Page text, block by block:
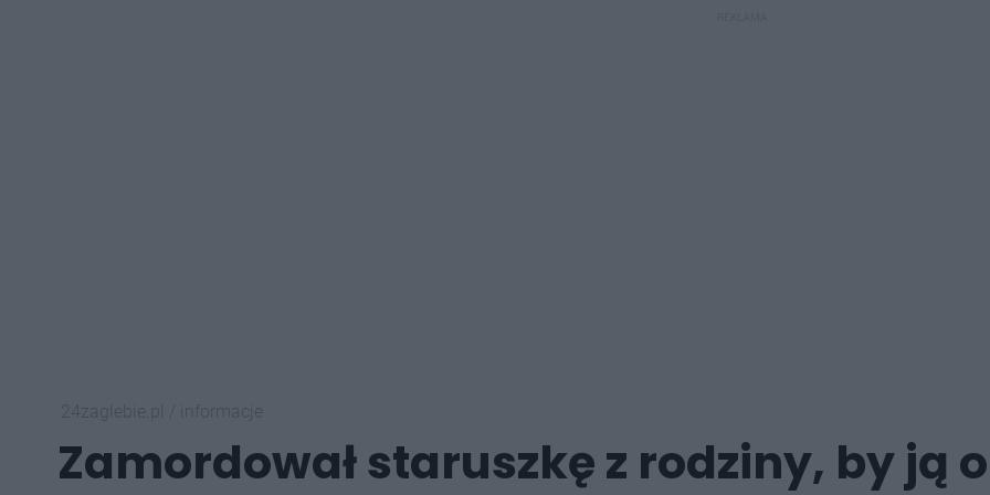
Zamordował staruszkę z rodziny, by ją